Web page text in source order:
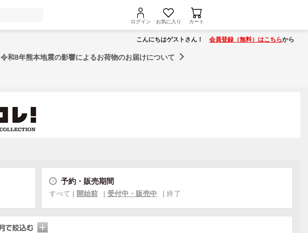
ログイン お気に入り カート
こんにちはゲストさん！ 会員登録（無料）はこちらから
令和8年熊本地震の影響によるお荷物のお届けについて
予約・販売期間
すべて | 開始前 | 受付中・販売中 |終了